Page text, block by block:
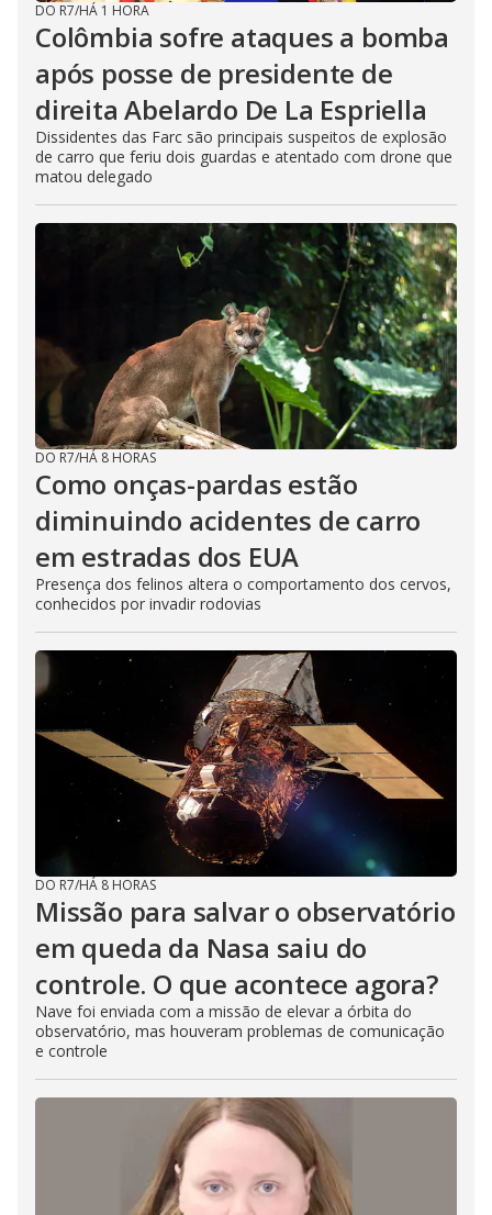
DO R7/HÁ 1 HORA
Colômbia sofre ataques a bomba
após posse de presidente de
direita Abelardo De La Espriella
Dissidentes das Farc são principais suspeitos de explosão
de carro que feriu dois guardas e atentado com drone que
matou delegado
DO R7/HÁ 8 HORAS
Como onças-pardas estão
diminuindo acidentes de carro
em estradas dos EUA
Presença dos felinos altera o comportamento dos cervos,
conhecidos por invadir rodovias
DO R7/HÁ 8 HORAS
Missão para salvar o observatório
em queda da Nasa saiu do
controle. O que acontece agora?
Nave foi enviada com a missão de elevar a órbita do
observatório, mas houveram problemas de comunicação
e controle